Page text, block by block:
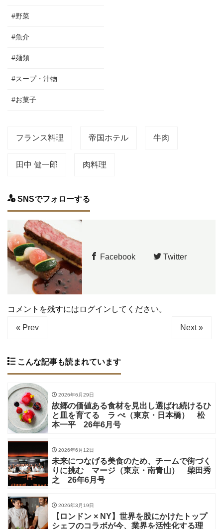
#野菜
#魚介
#麺類
#スープ・汁物
#お菓子
フランス料理 帝国ホテル 牛肉
田中 健一郎 肉料理
SNSでフォローする
Facebook Twitter
コメントを残すにはログインしてください。
« Prev Next »
こんな記事も読まれています
2026年6月29日
故郷の価値ある食材を見出し選ばれ続けるひ
と皿を育てる ラ ぺ（東京・日本橋） 松
本一平 26年6月号
2026年6月12日
未来につなげる美食のため、チームで街づく
りに挑む マージ（東京・南青山） 柴田秀
之 26年6月号
2026年3月19日
【ロンドン × NY】世界を股にかけたトップ
シェフのコラボが今、業界を活性化する理